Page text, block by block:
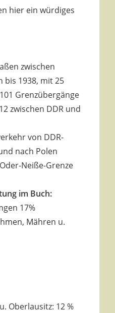
hier ein würdiges
zwischen
bis 1938, mit 25
Grenzübergänge
zwischen DDR und
von DDR-
nach Polen
Neiße-Grenze
im Buch:
17%
Mähren u.
Oberlausitz: 12 %